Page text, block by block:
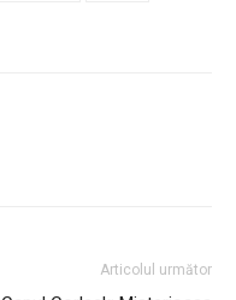
Articolul următor